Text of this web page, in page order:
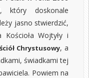
który doskonale
jasno stwierdzić,
Wojtyły i
Chrystusowy, a
świadkami tej
Powiem na